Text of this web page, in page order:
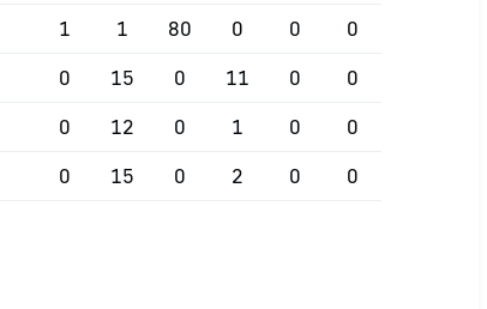
1 1 80 0 0 0
0 15 0 11 0 0
0 12 0 1 0 0
0 15 0 2 0 0